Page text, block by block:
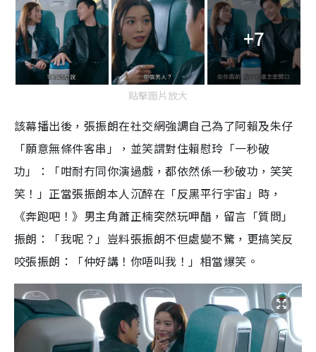
+7
點擊圖片放大
該幕播出後，張振朗在社交網強調自己為了阿賴及朱仔
「願意無條件客串」，並笑謂對住賴慰玲「一秒破
功」：「咁耐冇同你演過戲，都依然係一秒破功，笑笑
笑！」正當張振朗本人沉醉在「反黑平行宇宙」時，
《奔跑吧！》男主角蕭正楠突然玩呷醋，留言「質問」
振朗：「我呢？」豈料張振朗不但處變不驚，更搞笑反
咬張振朗：「仲好講！你唔叫我！」相當爆笑。